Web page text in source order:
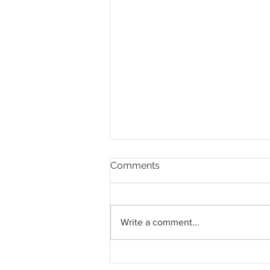
Comments
Write a comment...